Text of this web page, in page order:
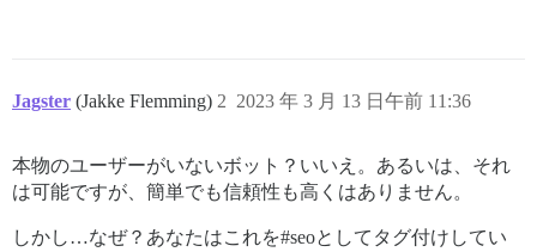
Jagster (Jakke Flemming) 2023 年 3 月 13 日午前 11:36
2
本物のユーザーがいないボット？いいえ。あるいは、それ
は可能ですが、簡単でも信頼性も高くはありません。
しかし…なぜ？あなたはこれを#seoとしてタグ付けしてい